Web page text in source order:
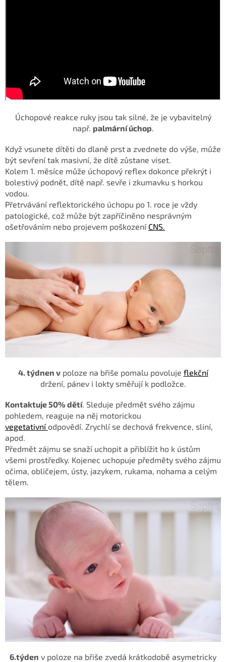
Úchopové reakce ruky jsou tak silné, že je vybavitelný
např. palmární úchop
Když vsunete dítěti do dlaně prsta zvednete do výše, může
být sevření tak masivní, že dítě zůstane viset.
Kolem 1. měsíce může úchopový reflex dokonce překrýt i
bolestivý podnět, dítě např. sevře i zkumavku s horkou
vodou.
Přetrvávání reflektorického úchopu po 1. roce je vždy
patologické, což může být zapříčiněno nesprávným
ošetřováním nebo projevem poškození CNS.
4. týdnen vpoloze na břiše pomalu povoluje flekční
držení, pánev i lokty směřují k podložce.
Kontaktuje 50% dětí. Sleduje předmět svého zájmu
pohledem, reaguje na něj motorickou
vegetativní odpovědí. Zrychlí se dechová frekvence, sliní,
apod.
Předmět zájmu se snaží uchopit a přiblížit ho k ústům
všemi prostředky. Kojenec uchopuje předměty svého zájmu
očima, obličejem, ústy, jazykem, rukama, nohama a celým
tělem.
6.týden v poloze na břiše zvedá krátkodobě asymetricky